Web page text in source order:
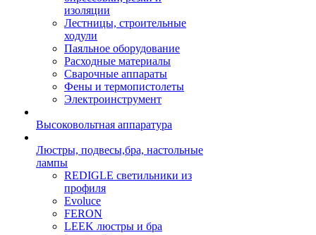
изоляции
Лестницы, строительные
ходули
Паяльное оборудование
Расходные материалы
Сварочные аппараты
Фены и термопистолеты
Электроинструмент
Высоковольтная аппаратура
Люстры, подвесы,бра, настольные
лампы
REDIGLE светильники из
профиля
Evoluce
FERON
LEEK люстры и бра